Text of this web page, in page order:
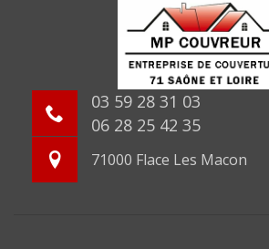
03 59 28 31 03
06 28 25 42 35
71000 Flace Les Macon